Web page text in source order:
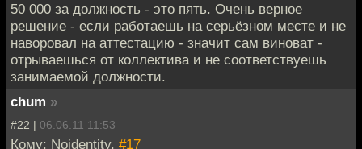
50 000 за должность - это пять. Очень верное
решение - если работаешь на серьёзном месте и не
наворовал на аттестацию - значит сам виноват -
отрываешься от коллектива и не соответствуешь
занимаемой должности.
chum »
#22 | 06.06.11 11:53
Кому: Noidentity, #17